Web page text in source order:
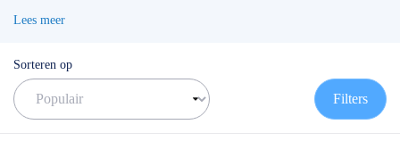
volgens de actuele norm te werken met de
voorloopleuning
TIP: maak gebruik van onze filters om snel
de juiste rolsteiger te vinden!
Lees meer
Sorteren op
Filters